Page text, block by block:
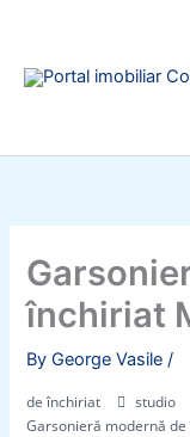
content
închiriat
ByGeorge Vasile/
de închiriat
studio
Garsonieră modernă